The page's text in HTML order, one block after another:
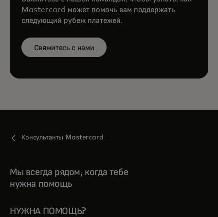
Mastercard может помочь вам поддержать
следующий рубеж платежей.
Свяжитесь с нами
Консультанты Mastercard
Мы всегда рядом, когда тебе
нужна помощь
НУЖНА ПОМОЩЬ?